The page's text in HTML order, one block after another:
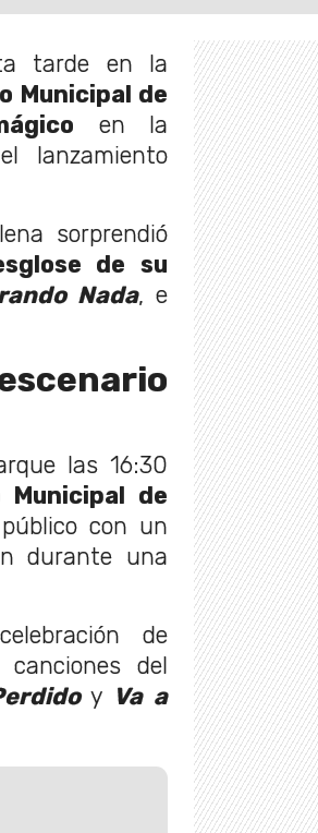
tarde en la
Municipal de
en la
lanzamiento
sorprendió
de su
Nada, e
las 16:30
de
con un
durante una
de
del
y Va a